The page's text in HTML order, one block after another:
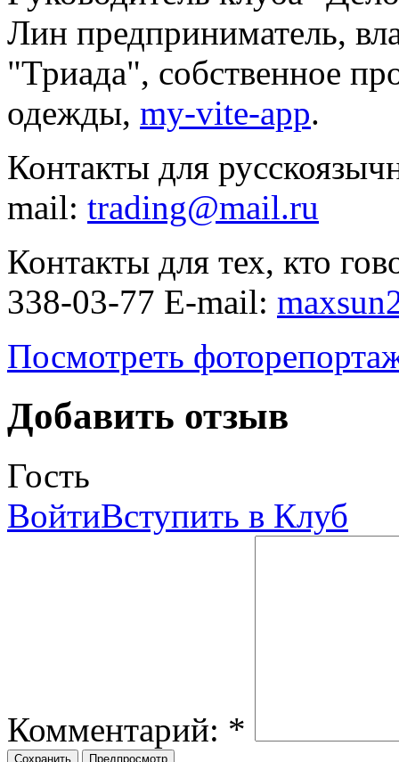
Лин предприниматель,
"Триада", собственное
одежды, my-vite-app.
Контакты для
mail: trading@mail.ru
Контакты для тех, кто
338-03-77 E-mail:
Посмотреть
Добавить отзыв
Гость
ВойтиВступить в Клуб
Комментарий: *